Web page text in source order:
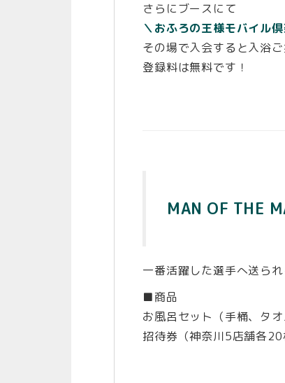
さらにブースにて
＼おふろの王様モバイル
その場で入会すると入浴
登録料は無料です！
MAN OF THE
一番活躍した選手へ送ら
■商品
お風呂セット（手桶、タ
招待券（神奈川5店舗各20